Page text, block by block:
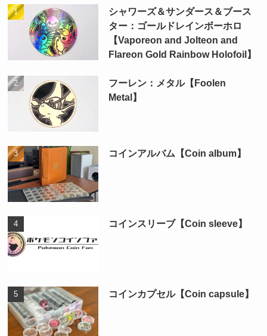
シャワーズ＆サンダース＆ブース
ター：ゴールドレインボーホロ
【Vaporeon and Jolteon and
Flareon Gold Rainbow Holofoil】
フーレン：メタル【Foolen
Metal】
コインアルバム【Coin album】
コインスリーブ【Coin sleeve】
コインカプセル【Coin capsule】